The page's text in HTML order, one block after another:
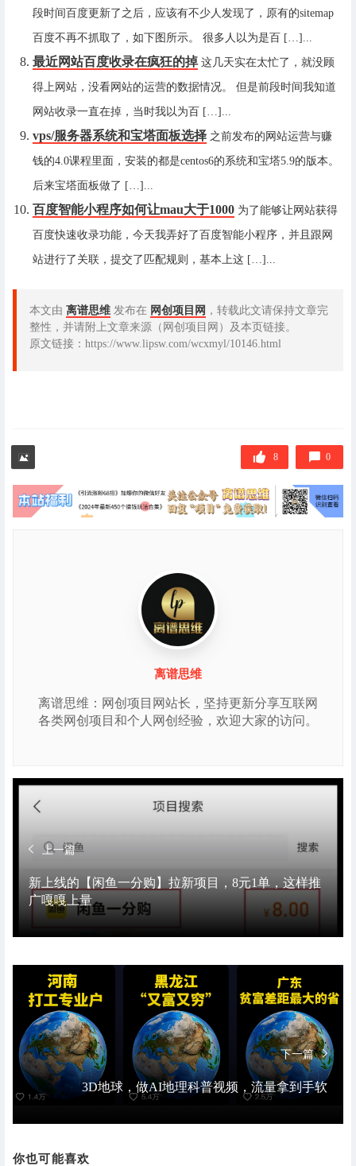
段时间百度更新了之后，应该有不少人发现了，原有的sitemap
百度不再不抓取了，如下图所示。 很多人以为是百 […]...
最近网站百度收录在疯狂的掉 这几天实在太忙了，就没顾
得上网站，没看网站的运营的数据情况。 但是前段时间我知道
网站收录一直在掉，当时我以为百 […]...
vps/服务器系统和宝塔面板选择 之前发布的网站运营与赚
钱的4.0课程里面，安装的都是centos6的系统和宝塔5.9的版本。
后来宝塔面板做了 […]...
百度智能小程序如何让mau大于1000 为了能够让网站获得
百度快速收录功能，今天我弄好了百度智能小程序，并且跟网
站进行了关联，提交了匹配规则，基本上这 […]...
本文由 离谱思维 发布在 网创项目网 ，转载此文请保持文章完
整性，并请附上文章来源（网创项目网）及本页链接。
原文链接：https://www.lipsw.com/wcxmyl/10146.html
8 0
离谱思维
离谱思维：网创项目网站长，坚持更新分享互联网
各类网创项目和个人网创经验，欢迎大家的访问。
上一篇
新上线的【闲鱼一分购】拉新项目，8元1单，这样推
广嘎嘎上量
下一篇
3D地球，做AI地理科普视频，流量拿到手软
你也可能喜欢